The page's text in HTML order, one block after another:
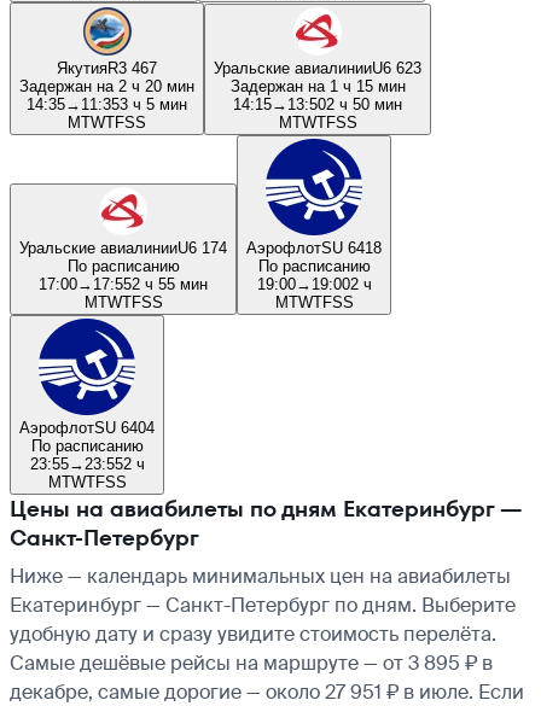
ЯкутияR3 467
Задержан на 2 ч 20 мин
14:35→ 11:353 ч 5 мин
MTWTFSS
Уральские авиалинииU6 623
Задержан на 1 ч 15 мин
14:15→ 13:502 ч 50 мин
MTWTFSS
Уральские авиалинииU6 174
По расписанию
17:00→ 17:552 ч 55 мин
MTWTFSS
АэрофлотSU 6418
По расписанию
19:00→ 19:002 ч
MTWTFSS
АэрофлотSU 6404
По расписанию
23:55→ 23:552 ч
MTWTFSS
Цены на авиабилеты по дням Екатеринбург —
Санкт-Петербург
Ниже — календарь минимальных цен на авиабилеты
Екатеринбург — Санкт-Петербург по дням. Выберите
удобную дату и сразу увидите стоимость перелёта.
Самые дешёвые рейсы на маршруте — от 3 895 ₽ в
декабре, самые дорогие — около 27 951 ₽ в июле. Если